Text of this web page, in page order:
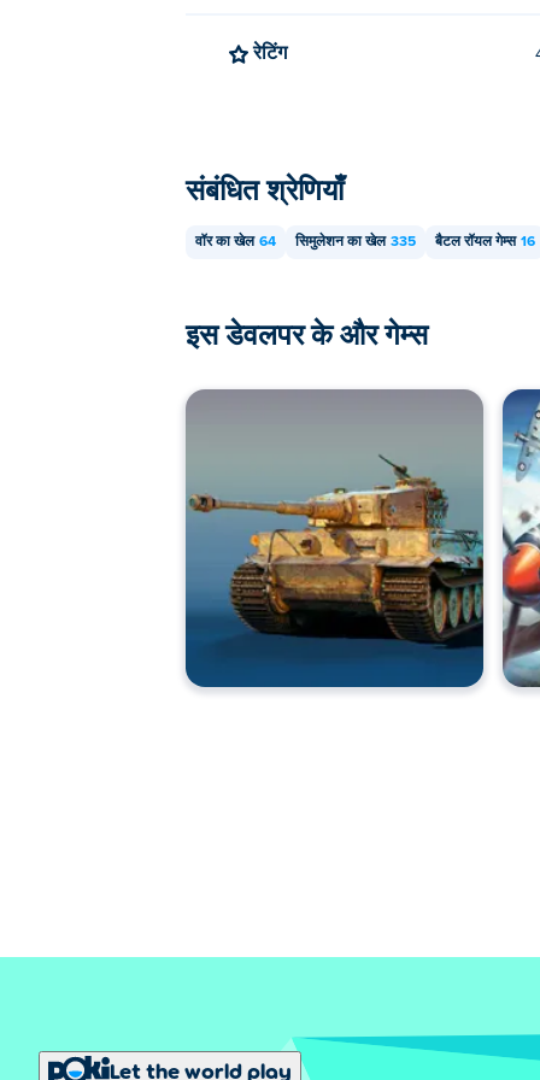
रेटिंग
संबंधित श्रेणियाँ
वॉर का खेल 64 सिमुलेशन का खेल 335 बैटल रॉयल गेम्स 16
इस डेवलपर के और गेम्स
Let the world play